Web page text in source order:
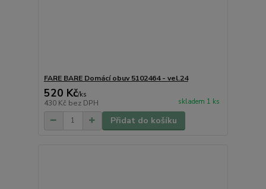
FARE BARE Domácí obuv 5102464 - vel.24
520 Kč/ks
430 Kč bez DPH skladem 1 ks
Přidat do košíku